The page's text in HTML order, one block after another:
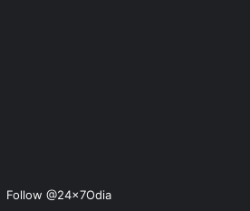
Follow @24x7Odia